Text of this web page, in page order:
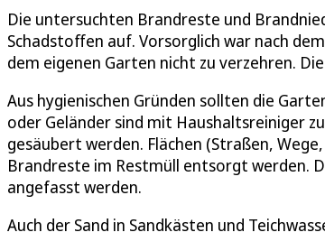
Die untersuchten Brandreste und
Schadstoffen auf. Vorsorglich war nach
dem eigenen Garten nicht zu verzehren.
Aus hygienischen Gründen sollten die
oder Geländer sind mit Haushaltsreiniger
gesäubert werden. Flächen (Straßen,
Brandreste im Restmüll entsorgt werden.
angefasst werden.
Auch der Sand in Sandkästen und